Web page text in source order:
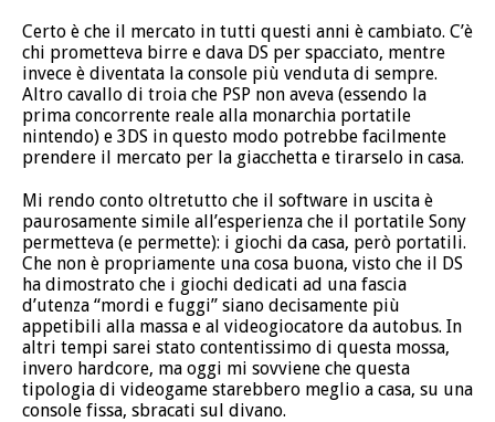
Certo è che il mercato in tutti questi anni è cambiato. C’è
chi prometteva birre e dava DS per spacciato, mentre
invece è diventata la console più venduta di sempre.
Altro cavallo di troia che PSP non aveva (essendo la
prima concorrente reale alla monarchia portatile
nintendo) e 3DS in questo modo potrebbe facilmente
prendere il mercato per la giacchetta e tirarselo in casa.
Mi rendo conto oltretutto che il software in uscita è
paurosamente simile all’esperienza che il portatile Sony
permetteva (e permette): i giochi da casa, però portatili.
Che non è propriamente una cosa buona, visto che il DS
ha dimostrato che i giochi dedicati ad una fascia
d’utenza “mordi e fuggi” siano decisamente più
appetibili alla massa e al videogiocatore da autobus. In
altri tempi sarei stato contentissimo di questa mossa,
invero hardcore, ma oggi mi sovviene che questa
tipologia di videogame starebbero meglio a casa, su una
console fissa, sbracati sul divano.